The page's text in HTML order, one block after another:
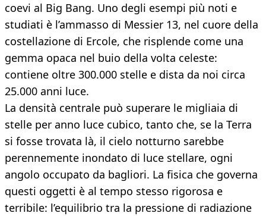
coevi al Big Bang. Uno degli esempi più noti e
studiati è l’ammasso di Messier 13, nel cuore della
costellazione di Ercole, che risplende come una
gemma opaca nel buio della volta celeste:
contiene oltre 300.000 stelle e dista da noi circa
25.000 anni luce.
La densità centrale può superare le migliaia di
stelle per anno luce cubico, tanto che, se la Terra
si fosse trovata là, il cielo notturno sarebbe
perennemente inondato di luce stellare, ogni
angolo occupato da bagliori. La fisica che governa
questi oggetti è al tempo stesso rigorosa e
terribile: l’equilibrio tra la pressione di radiazione